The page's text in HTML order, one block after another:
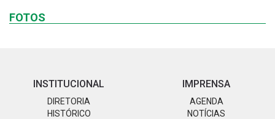
FOTOS
INSTITUCIONAL
DIRETORIA
HISTÓRICO
IMPRENSA
AGENDA
NOTÍCIAS